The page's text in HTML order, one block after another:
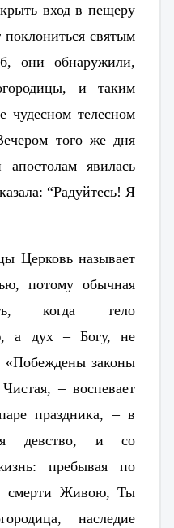
вход в пещеру
святым
б, они обнаружили,
и таким
чудесном телесном
того же дня
явилась
“Радуйтесь! Я
Церковь называет
потому обычная
когда тело
а дух – Богу, не
«Побеждены законы
– воспевает
праздника, – в
девство, и со
пребывая по
смерти Живою, Ты
наследие